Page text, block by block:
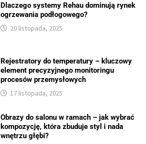
Dlaczego systemy Rehau dominują rynek
ogrzewania podłogowego?
20 listopada, 2025
Rejestratory do temperatury – kluczowy
element precyzyjnego monitoringu
procesów przemysłowych
17 listopada, 2025
Obrazy do salonu w ramach – jak wybrać
kompozycję, która zbuduje styl i nada
wnętrzu głębi?